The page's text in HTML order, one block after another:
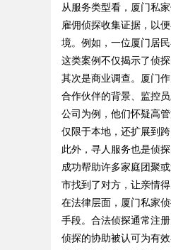
从服务类型看，厦门私
雇佣侦探收集证据，以
境。例如，一位厦门居
这类案例不仅揭示了侦
其次是商业调查。厦门
合作伙伴的背景、监控
公司为例，他们怀疑高
仅限于本地，还扩展到
此外，寻人服务也是侦
成功帮助许多家庭团聚
市找到了对方，让亲情
在法律层面，厦门私家
手段。合法侦探通常注
侦探的协助被认可为有